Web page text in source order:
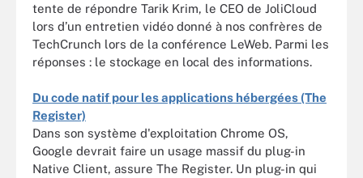
tente de répondre Tarik Krim, le CEO de JoliCloud
lors d’un entretien vidéo donné à nos confrères de
TechCrunch lors de la conférence LeWeb. Parmi les
réponses : le stockage en local des informations.
Du code natif pour les applications hébergées (The
Register)
Dans son système d'exploitation Chrome OS,
Google devrait faire un usage massif du plug-in
Native Client, assure The Register. Un plug-in qui